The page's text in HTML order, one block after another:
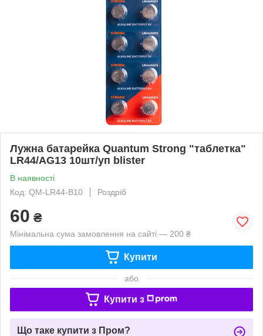
Лужна батарейка Quantum Strong "таблетка"
LR44/AG13 10шт/уп blister
В наявності
Код: QM-LR44-B10
Роздріб
60 ₴
Мінімальна сума замовлення на сайті — 200 ₴
Купити
або
Купити з
Що таке купити з Пром?